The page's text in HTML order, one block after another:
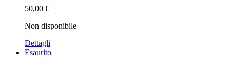
50,00 €
Non disponibile
Dettagli
Esaurito